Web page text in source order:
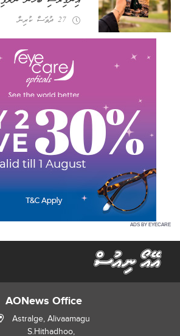
27 ދުވަސް ކުރިން
ADS BY EYECARE
AONews Office
Astralge, Alivaamagu
S.Hithadhoo,